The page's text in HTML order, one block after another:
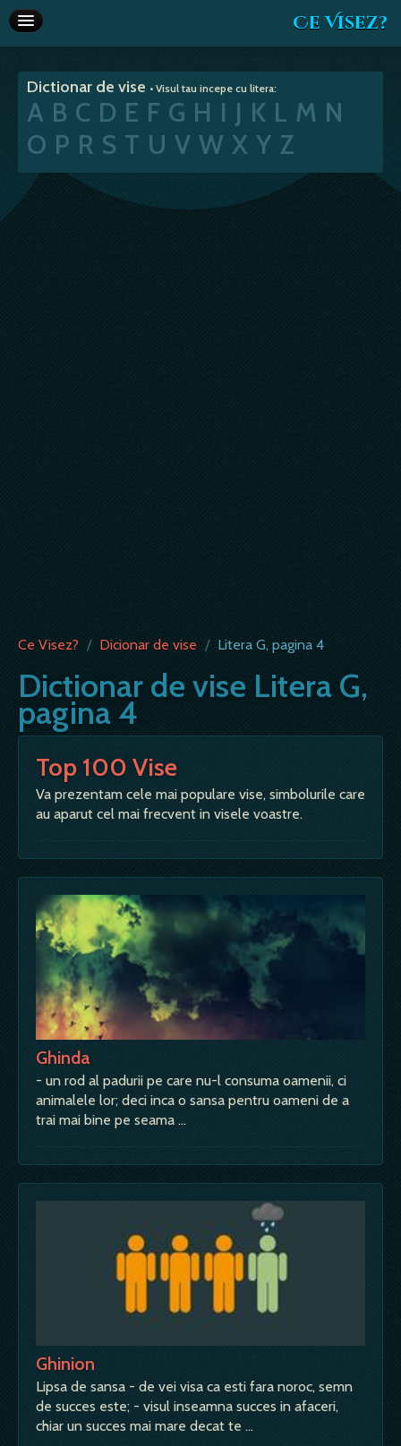
Ce Visez?
Interpretare vise
Articole
Va recomandam
Dictionar de vise • Visul tau incepe cu litera:
A B C D E F G H I J K L M N
O P R S T U V W X Y Z
Ce Visez? / Dicionar de vise / Litera G, pagina 4
Dictionar de vise Litera G,
pagina 4
Top 100 Vise
Va prezentam cele mai populare vise, simbolurile care
au aparut cel mai frecvent in visele voastre.
Ghinda
- un rod al padurii pe care nu-l consuma oamenii, ci
animalele lor; deci inca o sansa pentru oameni de a
trai mai bine pe seama …
Ghinion
Lipsa de sansa - de vei visa ca esti fara noroc, semn
de succes este; - visul inseamna succes in afaceri,
chiar un succes mai mare decat te …